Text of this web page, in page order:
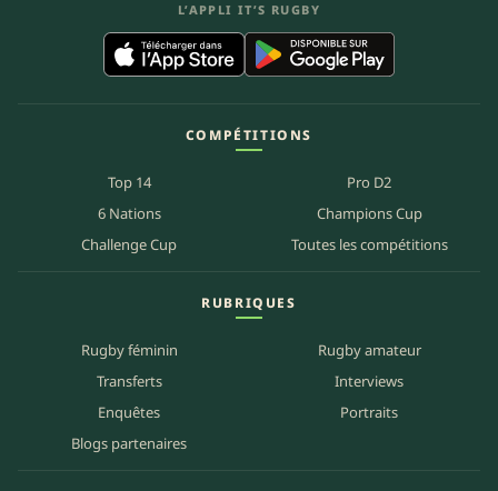
L’APPLI IT’S RUGBY
COMPÉTITIONS
Top 14
Pro D2
6 Nations
Champions Cup
Challenge Cup
Toutes les compétitions
RUBRIQUES
Rugby féminin
Rugby amateur
Transferts
Interviews
Enquêtes
Portraits
Blogs partenaires